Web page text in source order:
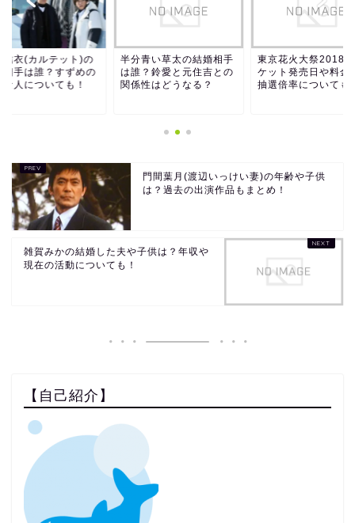
結衣(カルテット)の
相手は誰？すずめの
な人についても！
半分青い草太の結婚相手
は誰？鈴愛と元住吉との
関係性はどうなる？
東京花火大祭2018
ケット発売日や料金
抽選倍率についても
門間葉月(渡辺いっけい妻)の年齢や子供
は？過去の出演作品もまとめ！
雑賀みかの結婚した夫や子供は？年収や
現在の活動についても！
【自己紹介】